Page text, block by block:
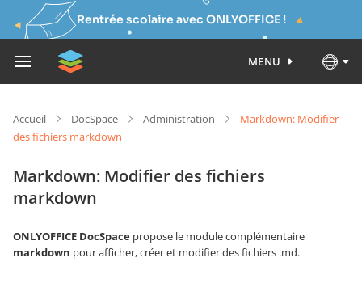
Rentrée scolaire avec ONLYOFFICE !
MENU
Accueil DocSpace Administration
Markdown: Modifier
des fichiers markdown
Markdown: Modifier des fichiers
markdown
ONLYOFFICE DocSpace propose le module complémentaire
markdown pour afficher, créer et modifier des fichiers .md.